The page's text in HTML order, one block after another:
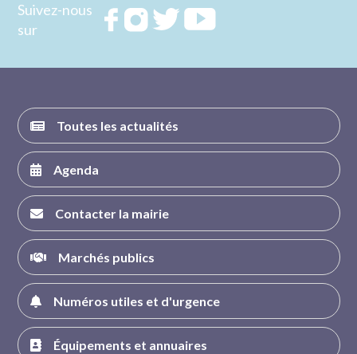
Suivez-nous
sur
RejoignezRejoignezRejoignez
Toutes les actualités
Agenda
Contacter la mairie
Marchés publics
Numéros utiles et d'urgence
Équipements et annuaires